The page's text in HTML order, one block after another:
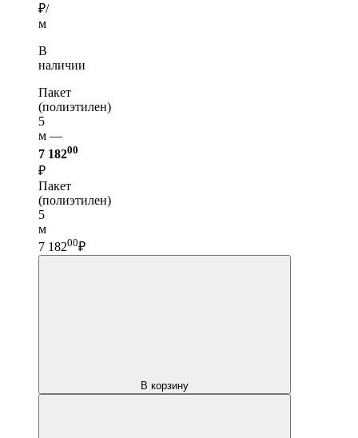
₽/
м
В
наличии
Пакет
(полиэтилен)
5
м —
7 18200
₽
Пакет
(полиэтилен)
5
м
7 18200₽
В корзину